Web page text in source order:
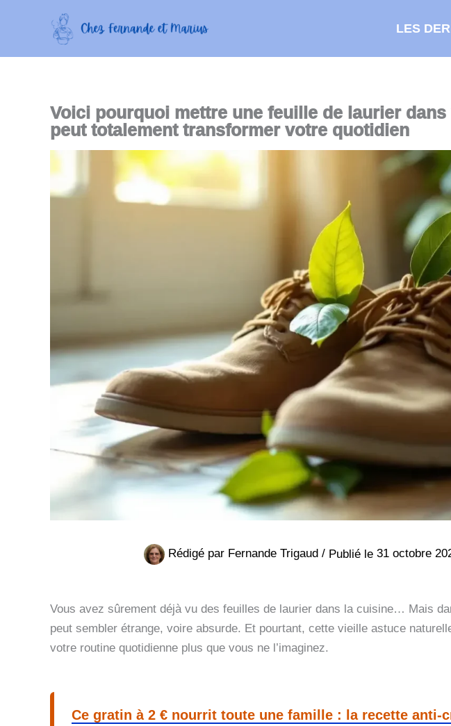
LES
Voici pourquoi mettre une feuille de laurier
peut totalement transformer votre quotidien
Rédigé par Fernande Trigaud / 31 octobre
Vous avez sûrement déjà vu des feuilles de laurier dans la cuisine… Mais
peut sembler étrange, voire absurde. Et pourtant, cette vieille astuce
votre routine quotidienne plus que vous ne l’imaginez.
Ce gratin à 2 € nourrit toute une famille : la recette anti-